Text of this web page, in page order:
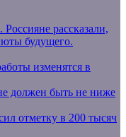
рассказали,
будущего.
изменятся в
должен быть не ниже
отметку в 200 тысяч